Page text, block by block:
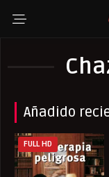
Añadido
FULL HD